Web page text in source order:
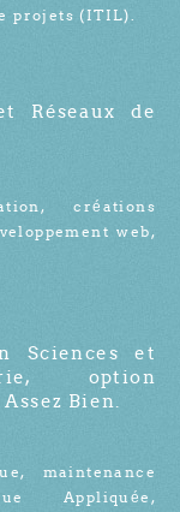
projets (ITIL).
Réseaux de
créations
web,
Sciences et
option
Bien.
maintenance
Appliquée,